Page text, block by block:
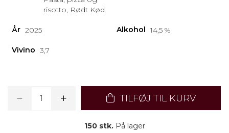
risotto, Rødt Kød
År 2025 Alkohol 14,5 %
Vivino 3,7
TILFØJ TIL KURV
150 stk.På lager